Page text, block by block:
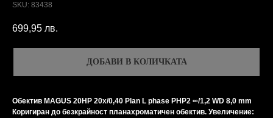
SKU: 83438
699,95 лв.
ДОБАВИ В КОЛИЧКАТА
Обектив MAGUS 20HP 20х/0,40 Plan L phase PHP2 ∞/1,2 WD 8,0 mm
Коригиран до безкрайност планахроматичен обектив. Увеличение: